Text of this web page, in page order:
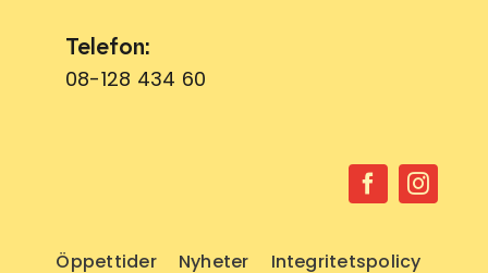
Telefon:
08-128 434 60
Öppettider Nyheter Integritetspolicy